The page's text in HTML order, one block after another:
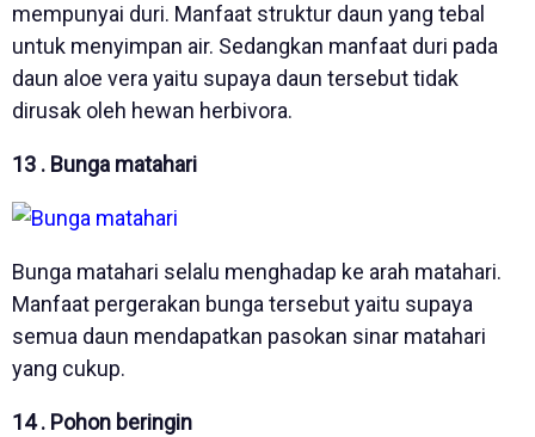
mempunyai duri. Manfaat struktur daun yang tebal
untuk menyimpan air. Sedangkan manfaat duri pada
daun aloe vera yaitu supaya daun tersebut tidak
dirusak oleh hewan herbivora.
13 . Bunga matahari
Bunga matahari selalu menghadap ke arah matahari.
Manfaat pergerakan bunga tersebut yaitu supaya
semua daun mendapatkan pasokan sinar matahari
yang cukup.
14 . Pohon beringin